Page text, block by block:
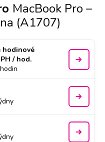
MacBook Pro –
(A1707)
hodinové
/ hod.